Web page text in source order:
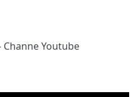
Channe Youtube